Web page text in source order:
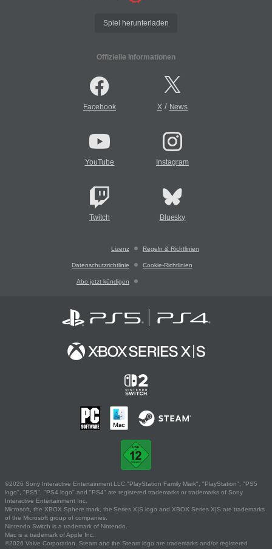
Spiel herunterladen
Offizielle Informationen
Facebook X/ News
YouTube Instagram
Twitch Bluesky
Lizenz Regeln & Richtlinien
Datenschutzrichtlinie Cookie-Richtlinien
Abo jetzt kündigen
©2026 Sony Interactive Entertainment LLC."PlayStation Family Mark", "PlayStation", "PS5
logo", "PS5", "PS4 logo" and "PS4" are registered trademarks or trademarks of Sony
Interactive Entertainment Inc.
Microsoft, the XBOX Sphere mark, the Series X|S logo and XBOX Series X|S are trademarks
of the Microsoft group of companies.
Nintendo Switch is a trademark of Nintendo.
Mac is a trademark of Apple Inc.
©2026 Valve Corporation. Steam and the Steam logo are trademarks and/or registered